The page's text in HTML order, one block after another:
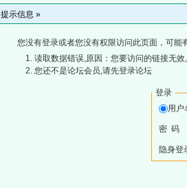
提示信息 »
您没有登录或者您没有权限访问此页面，可能
读取数据错误,原因：您要访问的链接无
您还不是论坛会员,请先登录论坛
登录
用
密 码
隐身登